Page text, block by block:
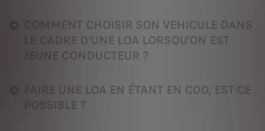
COMMENT CHOISIR SON VEHICULE DANS
LE CADRE D'UNE LOA LORSQU'ON EST
JEUNE CONDUCTEUR ?
FAIRE UNE LOA EN ÉTANT EN CDD, EST-CE
POSSIBLE ?